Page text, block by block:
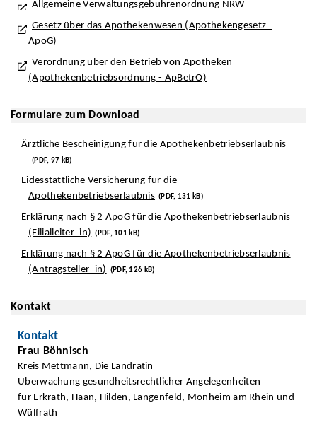
Allgemeine Verwaltungsgebührenordnung NRW
Gesetz über das Apothekenwesen (Apothekengesetz -
ApoG)
Verordnung über den Betrieb von Apotheken
(Apothekenbetriebsordnung - ApBetrO)
Formulare zum Download
Ärztliche Bescheinigung für die Apothekenbetriebserlaubnis
(PDF, 97 kB)
Eidesstattliche Versicherung für die
Apothekenbetriebserlaubnis (PDF, 131 kB)
Erklärung nach § 2 ApoG für die Apothekenbetriebserlaubnis
(Filialleiter_in) (PDF, 101 kB)
Erklärung nach § 2 ApoG für die Apothekenbetriebserlaubnis
(Antragsteller_in) (PDF, 126 kB)
Kontakt
Kontakt
Frau Böhnisch
Kreis Mettmann, Die Landrätin
Überwachung gesundheitsrechtlicher Angelegenheiten
für Erkrath, Haan, Hilden, Langenfeld, Monheim am Rhein und
Wülfrath